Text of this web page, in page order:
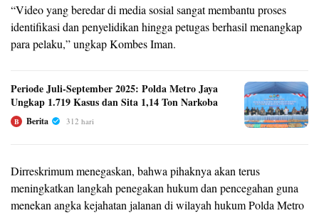
“Video yang beredar di media sosial sangat membantu proses
identifikasi dan penyelidikan hingga petugas berhasil menangkap
para pelaku,” ungkap Kombes Iman.
Periode Juli-September 2025: Polda Metro Jaya
Ungkap 1.719 Kasus dan Sita 1,14 Ton Narkoba
B Berita 312 hari
Dirreskrimum menegaskan, bahwa pihaknya akan terus
meningkatkan langkah penegakan hukum dan pencegahan guna
menekan angka kejahatan jalanan di wilayah hukum Polda Metro